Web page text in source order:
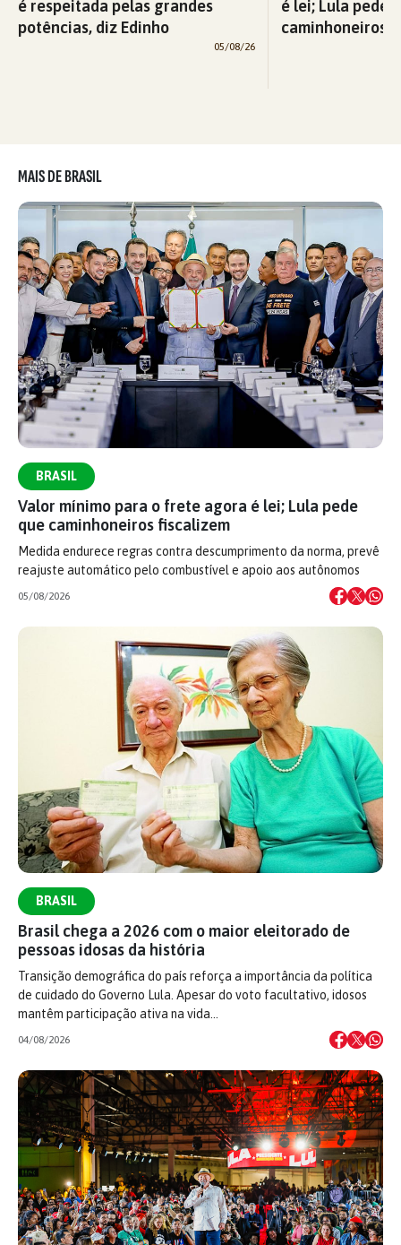
é respeitada pelas grandes
potências, diz Edinho
05/08/26
é lei; Lula pede
caminhoneiros
MAIS DE BRASIL
BRASIL
Valor mínimo para o frete agora é lei; Lula pede
que caminhoneiros fiscalizem
Medida endurece regras contra descumprimento da norma, prevê
reajuste automático pelo combustível e apoio aos autônomos
05/08/2026
BRASIL
Brasil chega a 2026 com o maior eleitorado de
pessoas idosas da história
Transição demográfica do país reforça a importância da política
de cuidado do Governo Lula. Apesar do voto facultativo, idosos
mantêm participação ativa na vida…
04/08/2026